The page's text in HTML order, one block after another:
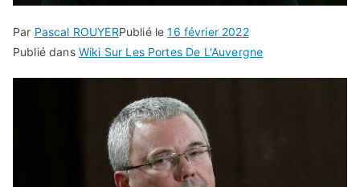
Par Pascal ROUYERPublié le16 février 2022
Publié dans Wiki Sur Les Portes De L'Auvergne